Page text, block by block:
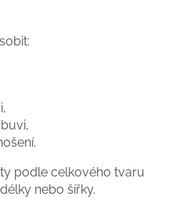
podle celkového tvaru
nebo šířky.